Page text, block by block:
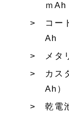
ｍAh
コー
Ah
メタ
カス
Ah）
乾電